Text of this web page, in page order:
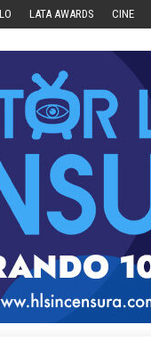
LATA AWARDS CINE